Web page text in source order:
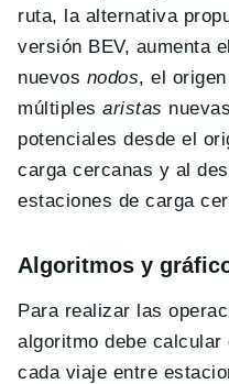
ruta, la alternativa
versión BEV, aumenta
nuevos nodos, el
múltiplesaristas
potenciales desde el
carga cercanas y al
estaciones de carga
Algoritmos y
Para realizar las
algoritmo debe
cada viaje entre